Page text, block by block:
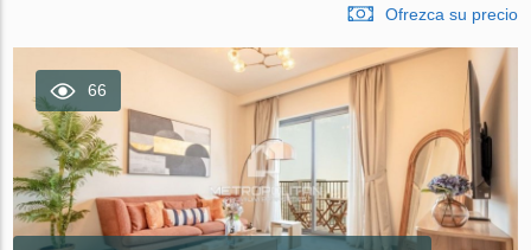
Ofrezca su precio
66